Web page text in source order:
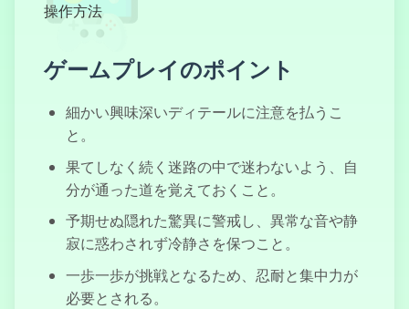
猫とグランニー
闇ニンジャ半蔵
操作方法
ゲームプレイのポイント
細かい興味深いディテールに注意を払うこ
と。
果てしなく続く迷路の中で迷わないよう、自
分が通った道を覚えておくこと。
予期せぬ隠れた驚異に警戒し、異常な音や静
寂に惑わされず冷静さを保つこと。
一歩一歩が挑戦となるため、忍耐と集中力が
必要とされる。